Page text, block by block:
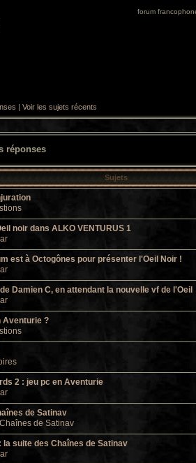
forum
| Voir les sujets récents
réponses
Sujets
noir dans ALKO VENTURUS 1
est à Octogônes pour présenter l'Oeil Noir !
Damien C, en attendant la nouvelle vf de l'Oeil
Aventurie ?
2 : jeu pc en Aventurie
de Satinav
de Satinav
la suite des Chaînes de Satinav